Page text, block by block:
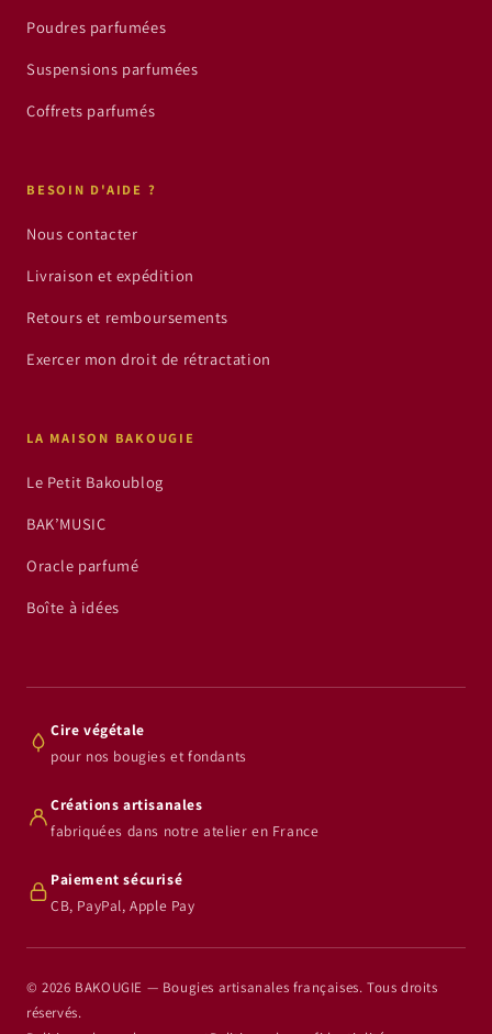
Poudres parfumées
Suspensions parfumées
Coffrets parfumés
BESOIN D'AIDE ?
Nous contacter
Livraison et expédition
Retours et remboursements
Exercer mon droit de rétractation
LA MAISON BAKOUGIE
Le Petit Bakoublog
BAK’MUSIC
Oracle parfumé
Boîte à idées
Cire végétale
pour nos bougies et fondants
Créations artisanales
fabriquées dans notre atelier en France
Paiement sécurisé
CB, PayPal, Apple Pay
© 2026 BAKOUGIE — Bougies artisanales françaises. Tous droits
réservés.